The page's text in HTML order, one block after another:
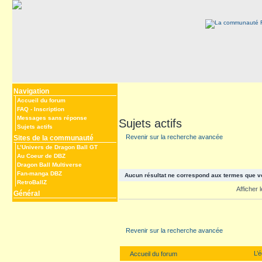
Navigation
Accueil du forum
FAQ - Inscription
Messages sans réponse
Sujets actifs
Sites de la communauté
L’Univers de Dragon Ball GT
Au Coeur de DBZ
Dragon Ball Multiverse
Fan-manga DBZ
RetroBallZ
Général
Sujets actifs
Revenir sur la recherche avancée
Aucun résultat ne correspond aux termes que
Afficher
Revenir sur la recherche avancée
Accueil du forum